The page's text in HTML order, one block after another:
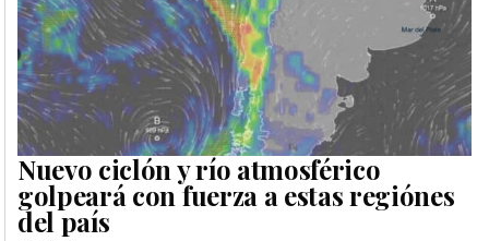
Nuevo ciclón y río atmosférico
golpeará con fuerza a estas regiónes
del país